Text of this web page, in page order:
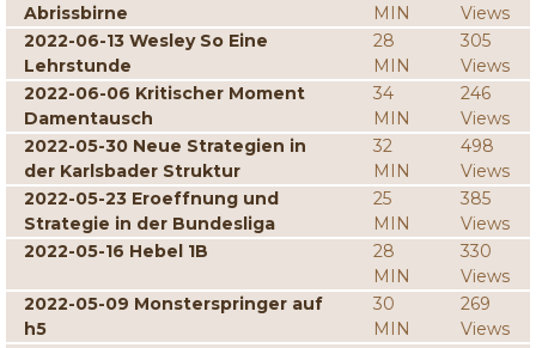
Abrissbirne
MIN
Views
2022-06-13 Wesley So Eine
Lehrstunde
28
MIN
305
Views
2022-06-06 Kritischer Moment
Damentausch
34
MIN
246
Views
2022-05-30 Neue Strategien in
der Karlsbader Struktur
32
MIN
498
Views
2022-05-23 Eroeffnung und
Strategie in der Bundesliga
25
MIN
385
Views
2022-05-16 Hebel 1B
28
MIN
330
Views
2022-05-09 Monsterspringer auf
h5
30
MIN
269
Views